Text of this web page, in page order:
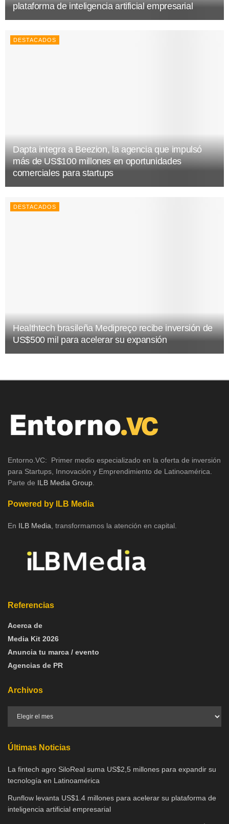
plataforma de inteligencia artificial empresarial
DESTACADOS
Dapta integra a Beezion, la agencia que impulsó
más de US$100 millones en oportunidades
comerciales para startups
DESTACADOS
Healthtech brasileña Medipreço recibe inversión de
US$500 mil para acelerar su expansión
Entorno.VC: Primer medio especializado en la oferta de inversión
para Startups, Innovación y Emprendimiento de Latinoamérica.
Parte de ILB Media Group
Powered by ILB Media
En ILB Media , transformamos la atención en capital.
Referencias
Acerca de
Media Kit 2026
Anuncia tu marca / evento
Agencias de PR
Archivos
Últimas Noticias
La fintech agro SiloReal suma US$2,5 millones para expandir su
tecnología en Latinoamérica
Runflow levanta US$1.4 millones para acelerar su plataforma de
inteligencia artificial empresarial